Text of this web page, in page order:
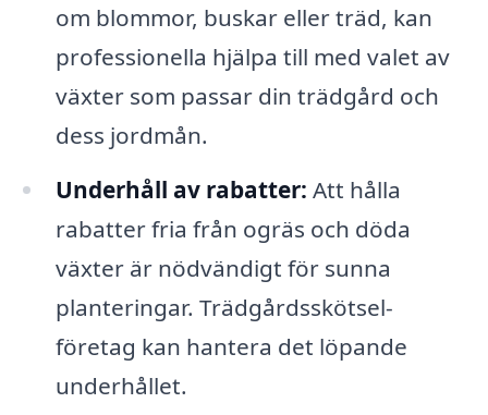
om blommor, buskar eller träd, kan
professionella hjälpa till med valet av
växter som passar din trädgård och
dess jordmån.
Underhåll av rabatter: Att hålla
rabatter fria från ogräs och döda
växter är nödvändigt för sunna
planteringar. Trädgårdsskötsel-
företag kan hantera det löpande
underhållet.